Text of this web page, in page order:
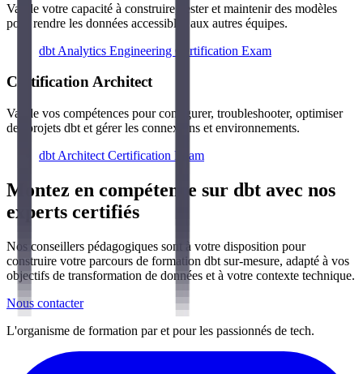
Valide votre capacité à construire, tester et maintenir des modèles
pour rendre les données accessibles aux autres équipes.
dbt Analytics Engineering Certification Exam
Certification Architect
Valide vos compétences pour configurer, troubleshooter, optimiser
des projets dbt et gérer les connexions et environnements.
dbt Architect Certification Exam
Montez en compétence sur dbt avec nos
experts certifiés
Nos conseillers pédagogiques sont à votre disposition pour
construire votre parcours de formation dbt sur-mesure, adapté à vos
objectifs de transformation de données et à votre contexte technique.
Nous contacter
L'organisme de formation par et pour les passionnés de tech.